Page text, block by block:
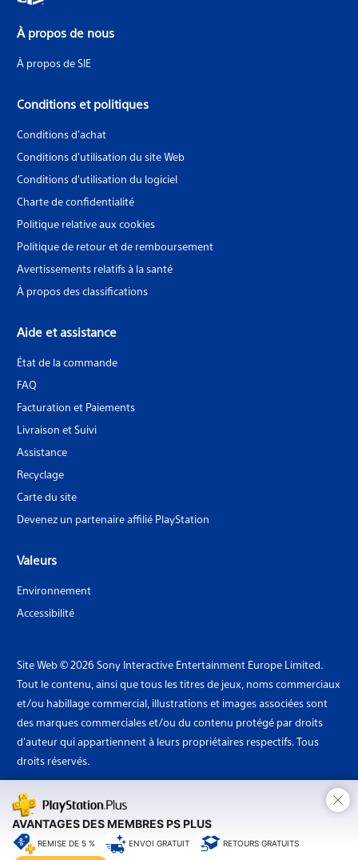
AVANTAGES DES MEMBRES PS PLUS
REMISE DE 5 % ENVOI GRATUIT RETOURS GRATUITS
×
À propos de nous
À propos de SIE
Conditions et politiques
Conditions d'achat
Conditions d'utilisation du site Web
Conditions d'utilisation du logiciel
Charte de confidentialité
Politique relative aux cookies
Politique de retour et de remboursement
Avertissements relatifs à la santé
À propos des classifications
Aide et assistance
État de la commande
FAQ
Facturation et Paiements
Livraison et Suivi
Assistance
Recyclage
Carte du site
Devenez un partenaire affilié PlayStation
Valeurs
Environnement
Accessibilité
Site Web © 2026 Sony Interactive Entertainment Europe Limited.
Tout le contenu, ainsi que tous les titres de jeux, noms commerciaux
et/ou habillage commercial, illustrations et images associées sont
des marques commerciales et/ou du contenu protégé par droits
d'auteur qui appartiennent à leurs propriétaires respectifs. Tous
droits réservés.
Pays: Luxembourg
Sony